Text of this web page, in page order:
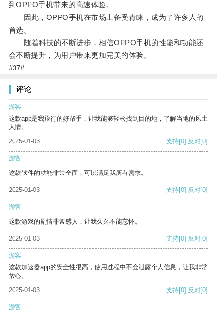
到OPPO手机带来的高速体验。
因此，OPPO手机在市场上备受青睐，成为了许多人的
首选。
随着科技的不断进步，相信OPPO手机的性能和功能还
会不断提升，为用户带来更加完美的体验。
#37#
评论
游客
这款app是我旅行的好帮手，让我能够轻松找到目的地，了解当地的风土
人情。
2025-01-03
支持[0] 反对[0]
游客
这款软件的功能非常全面，可以满足我所有需求。
2025-01-03 支持[0] 反对[0]
游客
这款游戏的剧情非常感人，让我久久不能忘怀。
2025-01-03 支持[0] 反对[0]
游客
这款加速器app的安全性很高，使用过程中不会泄露个人信息，让我非常
放心。
2025-01-03
支持[0] 反对[0]
游客